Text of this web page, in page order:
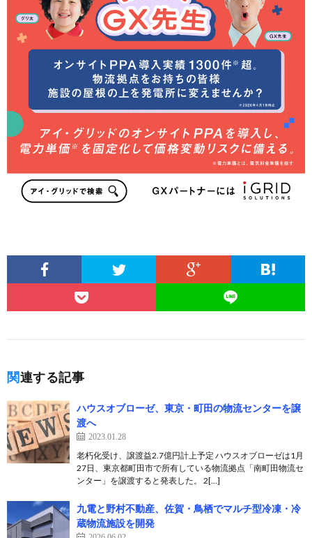
関連する記事
ハウスオブローゼ、東京・町田の物流センターを譲
渡へ
2023.01.28
老朽化受け、譲渡益2.7億円計上予定 ハウスオブローゼは1月
27日、東京都町田市で所有している物流拠点「南町田物流セ
ンター」を譲渡すると発表した。 2[…]
九電と野村不動産、佐賀・鳥栖でマルチ型冷凍・冷
蔵物流施設を開発